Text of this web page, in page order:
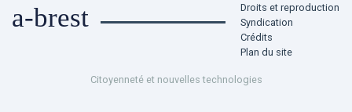
a-brest
Droits et reproduction
Syndication
Crédits
Plan du site
Citoyenneté et nouvelles technologies